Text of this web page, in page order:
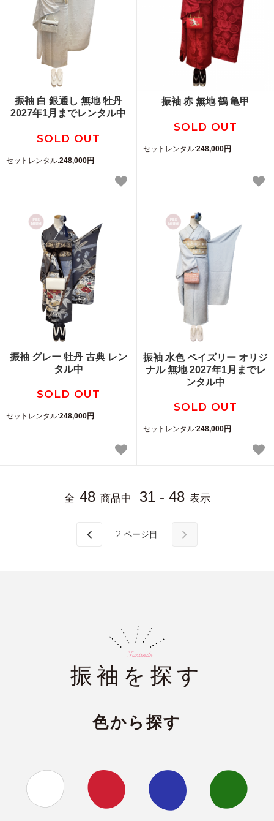
振袖 白 銀通し 無地 牡丹
2027年1月までレンタル中
SOLD OUT
セットレンタル:248,000円
振袖 赤 無地 鶴 亀甲
SOLD OUT
セットレンタル:248,000円
振袖 グレー 牡丹 古典 レン
タル中
SOLD OUT
セットレンタル:248,000円
振袖 水色 ペイズリー オリジ
ナル 無地 2027年1月までレ
ンタル中
SOLD OUT
セットレンタル:248,000円
全 48 商品中 31 - 48 表示
2 ページ目
振袖を探す
色から探す